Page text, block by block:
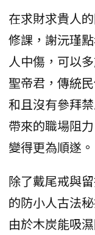
在求財求貴人
修課，謝沅瑾
人中傷，可以
聖帝君，傳統
和且沒有參拜
帶來的職場阻
變得更為順遂。
除了戴尾戒與
的防小人古法
由於木炭能吸